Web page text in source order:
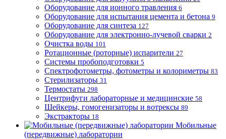
Оборудование для ионного травления 6
Оборудование для испытания цемента и бетона 9
Оборудование для синтеза 127
Оборудование для электронно-лучевой сварки 2
Очистка воды 101
Ротационные (роторные) испарители 27
Системы пробоподготовки 5
Спектрофотометры, фотометры и колориметры 83
Стерилизаторы 31
Термостаты 298
Центрифуги лабораторные и медицинские 58
Шейкеры, гомогенизаторы и вотрексы 89
Экстракторы 18
Мобильные
(передвижные) лаборатории